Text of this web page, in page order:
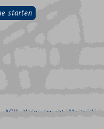
AGB Widerrufsrecht Muster-